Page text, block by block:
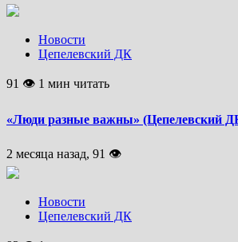
Новости
Цепелевский ДК
91 👁 1 мин читать
«Люди разные важны» (Цепелевский
2 месяца назад, 91 👁
Новости
Цепелевский ДК